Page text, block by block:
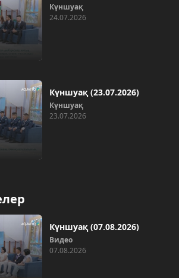
Күншуақ
24.07.2026
Күншуақ (23.07.2026)
Күншуақ
23.07.2026
Күншуақ (07.08.2026)
Видео
07.08.2026